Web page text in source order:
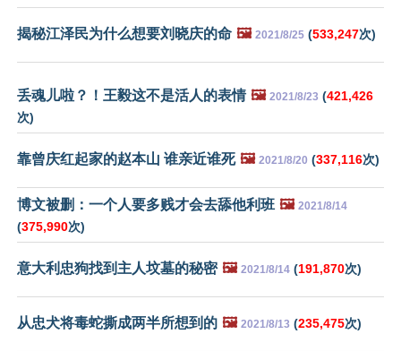
揭秘江泽民为什么想要刘晓庆的命 🖼️ 2021/8/25 (533,247次)
丢魂儿啦？！王毅这不是活人的表情 🖼️ 2021/8/23 (421,426
次)
靠曾庆红起家的赵本山 谁亲近谁死 🖼️ 2021/8/20 (337,116次)
博文被删：一个人要多贱才会去舔他利班 🖼️ 2021/8/14
(375,990次)
意大利忠狗找到主人坟墓的秘密 🖼️ 2021/8/14 (191,870次)
从忠犬将毒蛇撕成两半所想到的 🖼️ 2021/8/13 (235,475次)